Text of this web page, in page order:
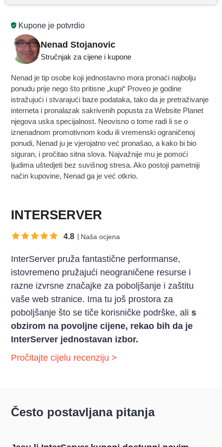
Kupone je potvrdio
Nenad Stojanovic
Stručnjak za cijene i kupone
Nenad je tip osobe koji jednostavno mora pronaći najbolju
ponudu prije nego što pritisne „kupi“ Proveo je godine
istražujući i stvarajući baze podataka, tako da je pretraživanje
interneta i pronalazak sakrivenih popusta za Website Planet
njegova uska specijalnost. Neovisno o tome radi li se o
iznenadnom promotivnom kodu ili vremenski ograničenoj
ponudi, Nenad ju je vjerojatno već pronašao, a kako bi bio
siguran, i pročitao sitna slova. Najvažnije mu je pomoći
ljudima uštedjeti bez suvišnog stresa. Ako postoji pametniji
način kupovine, Nenad ga je već otkrio.
INTERSERVER
4.8 Naša ocjena
InterServer pruža fantastične performanse,
istovremeno pružajući neograničene resurse i
razne izvrsne značajke za poboljšanje i zaštitu
vaše web stranice. Ima tu još prostora za
poboljšanje što se tiče korisničke podrške, alis
obzirom na povoljne cijene, rekao bih da je
InterServer jednostavan izbor.
Pročitajte cijelu recenziju >
Često postavljana pitanja